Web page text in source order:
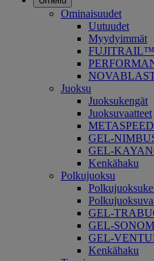
Ominaisuudet
Uutuudet
Myydyimmät
Juoksu
Juoksukengät
Juoksuvaatteet
GEL-
GEL-
Kenkähaku
Polkujuoksu
GEL-
GEL-
GEL-
Kenkähaku